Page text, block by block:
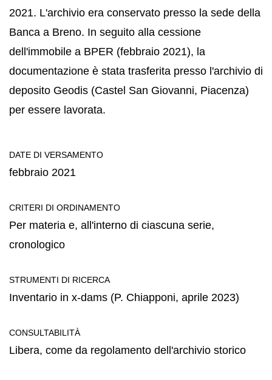
2021. L'archivio era conservato presso la sede della
Banca a Breno. In seguito alla cessione
dell'immobile a BPER (febbraio 2021), la
documentazione è stata trasferita presso l'archivio di
deposito Geodis (Castel San Giovanni, Piacenza)
per essere lavorata.
DATE DI VERSAMENTO
febbraio 2021
CRITERI DI ORDINAMENTO
Per materia e, all'interno di ciascuna serie,
cronologico
STRUMENTI DI RICERCA
Inventario in x-dams (P. Chiapponi, aprile 2023)
CONSULTABILITÀ
Libera, come da regolamento dell'archivio storico